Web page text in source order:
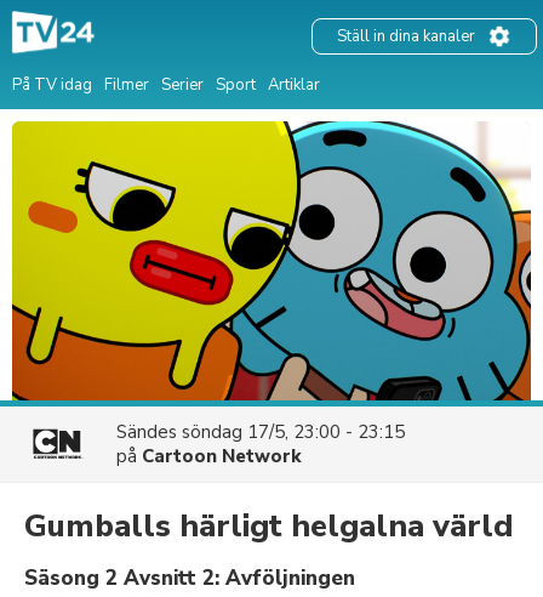
På TV idag Filmer Serier Sport Artiklar
Ställ in dina kanaler
Sändes söndag 17/5, 23:00 - 23:15
på Cartoon Network
Gumballs härligt helgalna värld
Säsong 2 Avsnitt 2: Avföljningen